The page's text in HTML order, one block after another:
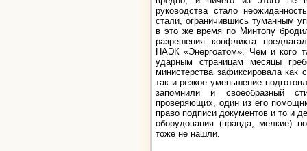
руководства стало
стали, ограничившись туманным
в это же время по Минтопу
разрешения конфликта
НАЭК «Энергоатом». Чем и кого
ударным страницам месяцы
министерства зафиксировала как
так и резкое уменьшение
запомнили и своеобразный
проверяющих, один из его
право подписи документов и то и
оборудования (правда, мелкие)
тоже не нашли.